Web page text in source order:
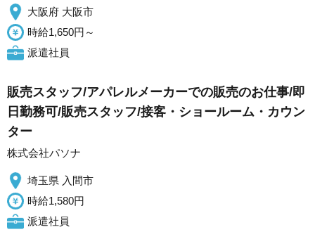
大阪府 大阪市
時給1,650円～
派遣社員
販売スタッフ/アパレルメーカーでの販売のお仕事/即
日勤務可/販売スタッフ/接客・ショールーム・カウン
ター
株式会社パソナ
埼玉県 入間市
時給1,580円
派遣社員